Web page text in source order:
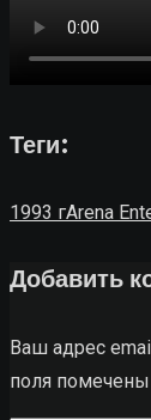
Теги:
1993 гArena
Добавить
Ваш адрес
поля помечены